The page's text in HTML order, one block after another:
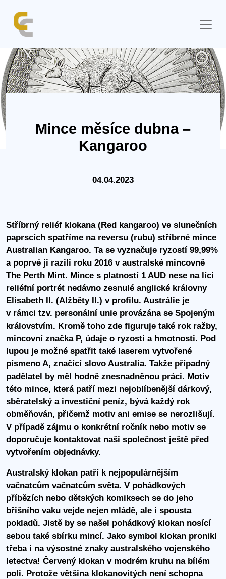
Mince měsíce dubna –
Kangaroo
04.04.2023
Stříbrný reliéf klokana (Red kangaroo) ve slunečních
paprscích spatříme na reversu (rubu) stříbrné mince
Australian Kangaroo. Ta se vyznačuje ryzostí 99,99%
a poprvé ji razili roku 2016 v australské mincovně
The Perth Mint. Mince s platností 1 AUD nese na líci
reliéfní portrét nedávno zesnulé anglické královny
Elisabeth II. (Alžběty II.) v profilu. Austrálie je
v rámci tzv. personální unie provázána se Spojeným
královstvím. Kromě toho zde figuruje také rok ražby,
mincovní značka P, údaje o ryzosti a hmotnosti. Pod
lupou je možné spatřit také laserem vytvořené
písmeno A, značící slovo Australia. Takže případný
padělatel by měl hodně znesnadněnou práci. Motiv
této mince, která patří mezi nejoblíbenější dárkový,
sběratelský a investiční peníz, bývá každý rok
obměňován, přičemž motiv ani emise se nerozlišují.
V případě zájmu o konkrétní ročník nebo motiv se
doporučuje kontaktovat naši společnost ještě před
vytvořením objednávky.
Australský klokan patří k nejpopulárnějším
vačnatcům vačnatcům světa. V pohádkových
příbězích nebo dětských komiksech se do jeho
břišního vaku vejde nejen mládě, ale i spousta
pokladů. Jistě by se našel pohádkový klokan nosící
sebou také sbírku mincí. Jako symbol klokan pronikl
třeba i na výsostné znaky australského vojenského
letectva! Červený klokan v modrém kruhu na bílém
poli. Protože většina klokanovitých není schopna